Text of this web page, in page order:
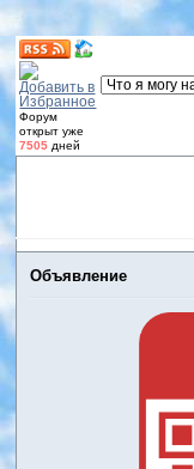
Форум
открыт уже
7505 дней
Объявление